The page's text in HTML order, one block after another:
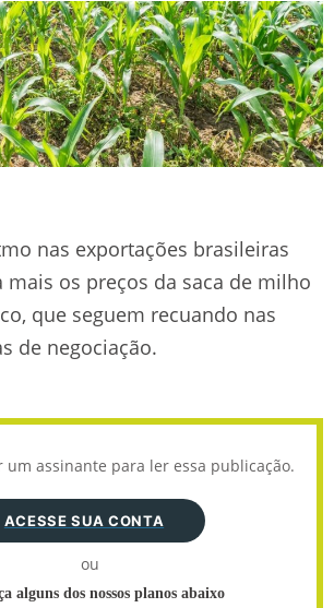
nas exportações brasileiras
mais os preços da saca de milho
que seguem recuando nas
de negociação.
um assinante para ler essa publicação.
ACESSE SUA CONTA
ou
alguns dos nossos planos abaixo